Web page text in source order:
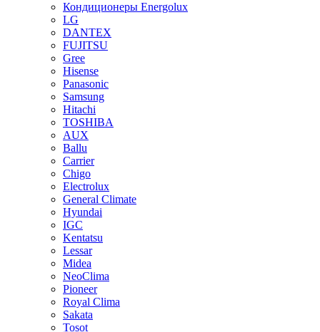
Кондиционеры Energolux
LG
DANTEX
FUJITSU
Gree
Hisense
Panasonic
Samsung
Hitachi
TOSHIBA
AUX
Ballu
Carrier
Chigo
Electrolux
General Climate
Hyundai
IGC
Kentatsu
Lessar
Midea
NeoClima
Pioneer
Royal Clima
Sakata
Tosot